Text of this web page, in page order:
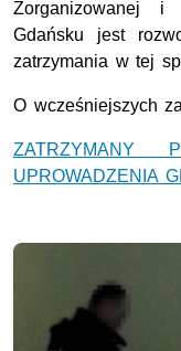
Zorganizowanej i
Gdańsku jest
zatrzymania w tej
O wcześniejszych
UPROWADZENIA